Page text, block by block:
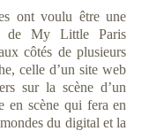
ont voulu être une
de MyLittle Paris
côtés de plusieurs
celle d’un site web
sur la scène d’un
en scène qui fera en
du digital et la